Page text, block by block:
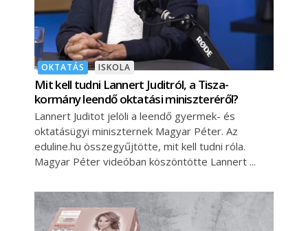
OKTATÁS ISKOLA
Mit kell tudni Lannert Juditról, a Tisza-
kormány leendő oktatási miniszteréről?
Lannert Juditot jelöli a leendő gyermek- és
oktatásügyi miniszternek Magyar Péter. Az
eduline.hu összegyűjtötte, mit kell tudni róla.
Magyar Péter videóban köszöntötte Lannert